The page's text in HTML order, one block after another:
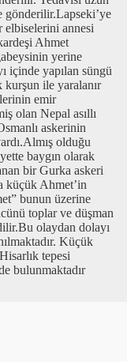
gönderilir.Lapseki’ye
elbiselerini annesi
Ahmet
yerine
içinde yapılan süngü
kurşun ile yaralanır
emir
olan Nepal asıllı
askerinin
olduğu
baygın olarak
bir Gurka askeri
küçük Ahmet’in
bunun üzerine
toplar ve düşman
olaydan dolayı
Küçük
tepesi
bulunmaktadır